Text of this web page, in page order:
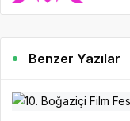
Benzer Yazılar